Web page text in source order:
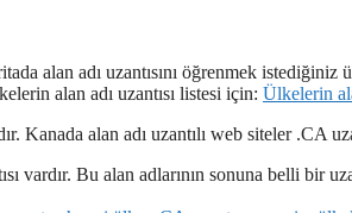
alan adı uzantısını öğrenmek
alan adı uzantısı listesi için: Ülkelerin
Kanada alan adı uzantılı web siteler .CA
vardır. Bu alan adlarının sonuna belli bir